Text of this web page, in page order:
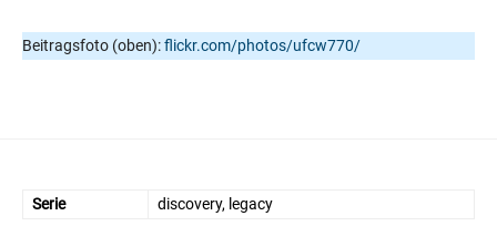
Beitragsfoto (oben):flickr.com/photos/ufcw770/
Serie discovery, legacy